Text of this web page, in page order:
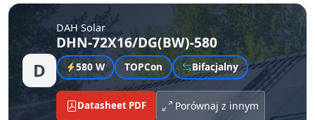
D
DAH Solar
DHN-72X16/DG(BW)-580
580 W TOPCon Bifacjalny
Datasheet PDF Porównaj z innym